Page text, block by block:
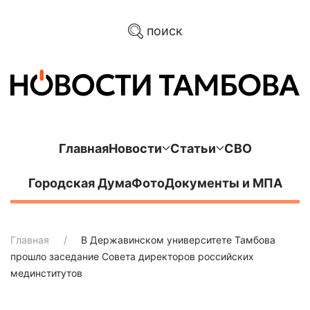
поиск
ГлавнаяНовости Статьи СВО
Городская ДумаФотоДокументы и МПА
Главная
В Державинском университете Тамбова
прошло заседание Совета директоров российских
мединститутов